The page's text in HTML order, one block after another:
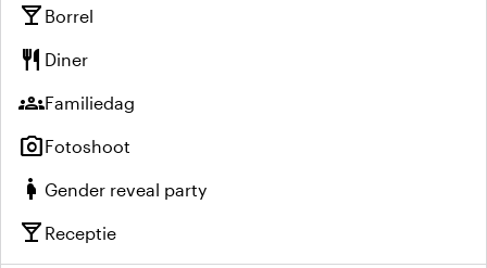
local_bar Borrel
restaurant Diner
groupsFamiliedag
photo_cameraFotoshoot
pregnant_woman Gender reveal party
local_bar Receptie